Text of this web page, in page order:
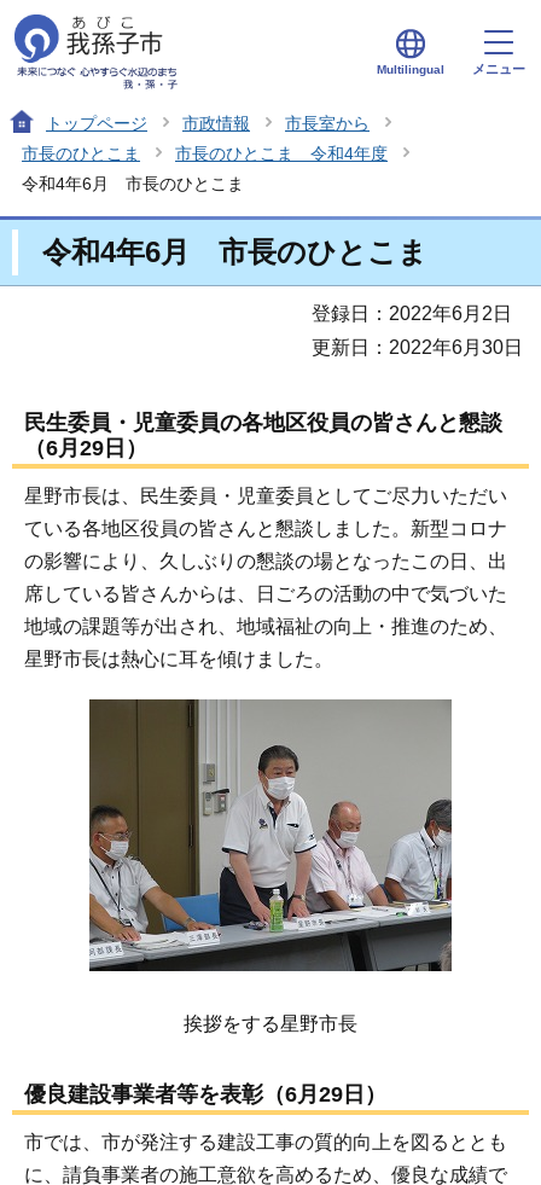
Multilingual メニュー
トップページ 市政情報
市長室から
市長のひとこま
市長のひとこま 令和4年度
令和4年6月 市長のひとこま
令和4年6月 市長のひとこま
登録日：2022年6月2日
更新日：2022年6月30日
民生委員・児童委員の各地区役員の皆さんと懇談
（6月29日）
星野市長は、民生委員・児童委員としてご尽力いただい
ている各地区役員の皆さんと懇談しました。新型コロナ
の影響により、久しぶりの懇談の場となったこの日、出
席している皆さんからは、日ごろの活動の中で気づいた
地域の課題等が出され、地域福祉の向上・推進のため、
星野市長は熱心に耳を傾けました。
挨拶をする星野市長
優良建設事業者等を表彰（6月29日）
市では、市が発注する建設工事の質的向上を図るととも
に、請負事業者の施工意欲を高めるため、優良な成績で